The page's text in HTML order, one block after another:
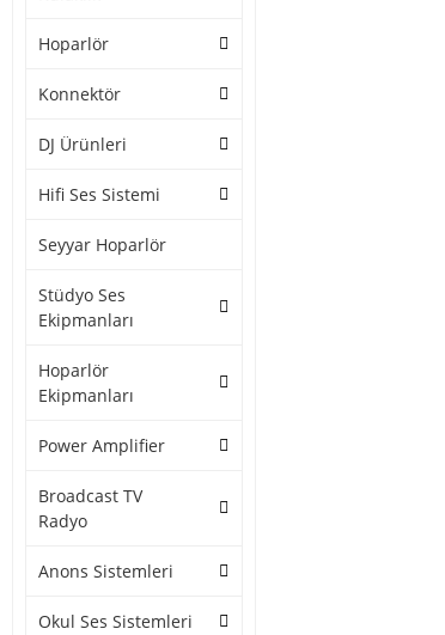
Hoparlör
Konnektör
DJ Ürünleri
Hifi Ses Sistemi
Seyyar Hoparlör
Stüdyo Ses
Ekipmanları
Hoparlör
Ekipmanları
Power Amplifier
Broadcast TV
Radyo
Anons Sistemleri
Okul Ses Sistemleri